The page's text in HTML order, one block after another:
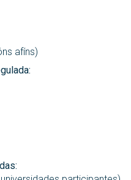
afíns)